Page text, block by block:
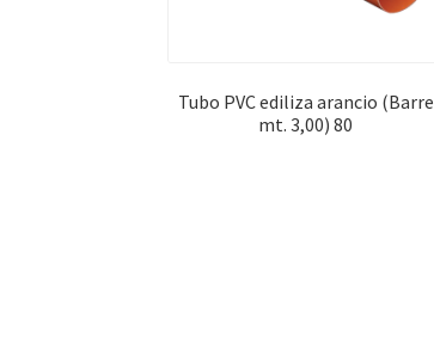
Tubo PVC ediliza arancio (Barre
mt. 3,00) 80